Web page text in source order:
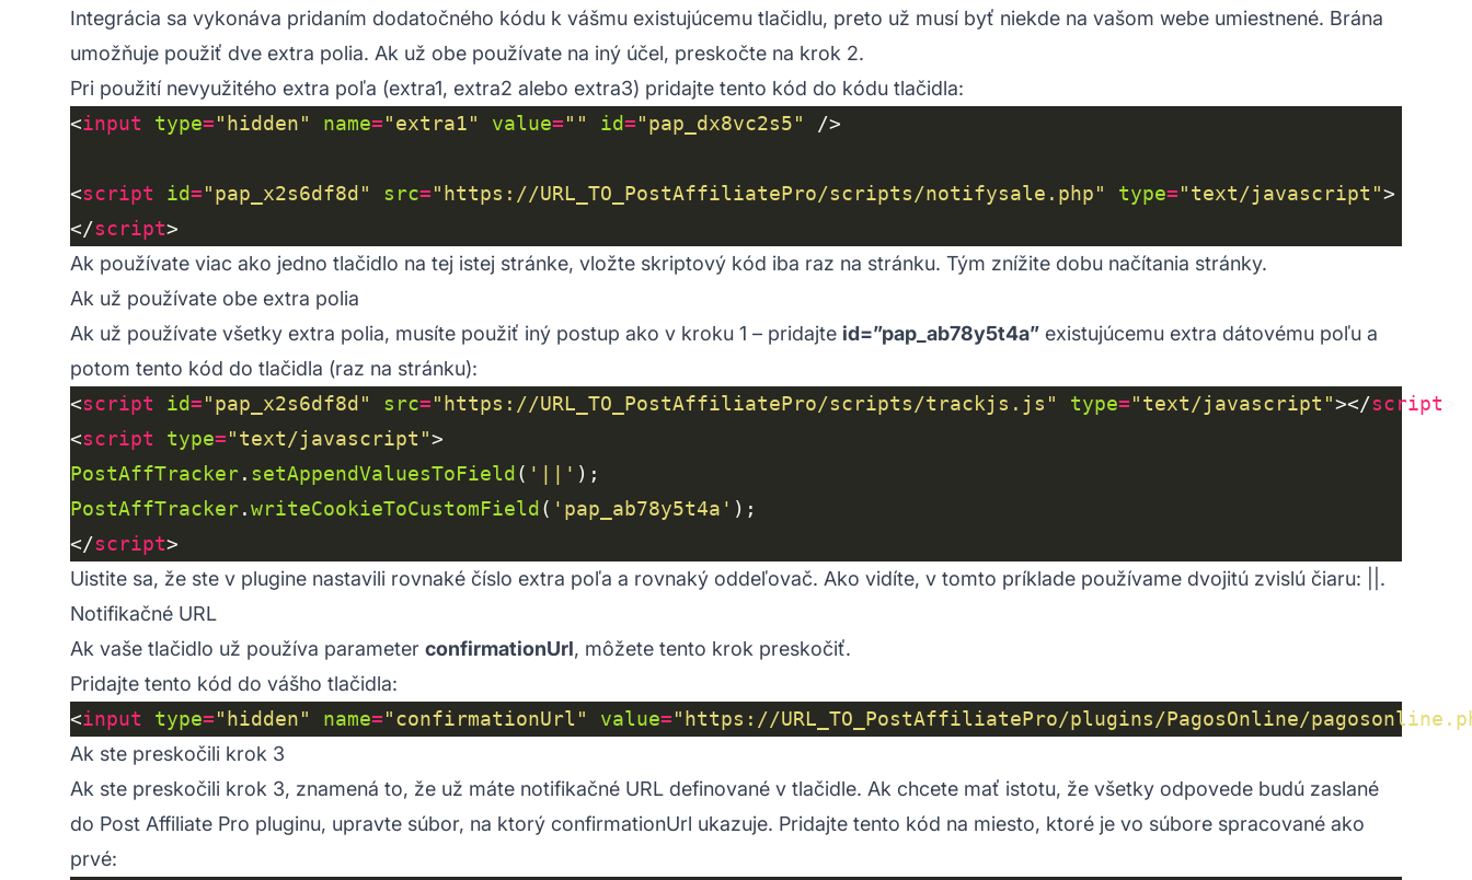
Integrácia sa vykonáva pridaním dodatočného kódu k vášmu existujúcemu tlačidlu, preto už musí byť niekde na vašom webe umiestnené. Brána
umožňuje použiť dve extra polia. Ak už obe používate na iný účel, preskočte na krok 2.
Pri použití nevyužitého extra poľa (extra1, extra2 alebo extra3) pridajte tento kód do kódu tlačidla:
<input type="hidden" name="extra1" value="" id="pap_dx8vc2s5"
<script id="pap_x2s6df8d" src="https://URL_TO_PostAffiliatePro/scripts/notifysale.php" type="text/javascript"
</script
Ak používate viac ako jedno tlačidlo na tej istej stránke, vložte skriptový kód iba raz na stránku. Tým znížite dobu načítania stránky.
Ak už používate obe extra polia
Ak už používate všetky extra polia, musíte použiť iný postup ako v kroku 1 – pridajte id=”pap_ab78y5t4a” existujúcemu extra dátovému poľu a
potom tento kód do tlačidla (raz na stránku):
<script id="pap_x2s6df8d" src="https://URL_TO_PostAffiliatePro/scripts/trackjs.js" type="text/javascript"></script
<script type="text/javascript"
PostAffTracker. setAppendValuesToField( '||'
PostAffTracker.writeCookieToCustomField( 'pap_ab78y5t4a'
</script
Uistite sa, že ste v plugine nastavili rovnaké číslo extra poľa a rovnaký oddeľovač. Ako vidíte, v tomto príklade používame dvojitú zvislú čiaru: ||.
Notifikačné URL
Ak vaše tlačidlo už používa parameter confirmationUrl, môžete tento krok preskočiť.
Pridajte tento kód do vášho tlačidla:
<input type="hidden" name="confirmationUrl" value="https://URL_TO_PostAffiliatePro/plugins/PagosOnline/
Ak ste preskočili krok 3
Ak ste preskočili krok 3, znamená to, že už máte notifikačné URL definované v tlačidle. Ak chcete mať istotu, že všetky odpovede budú zaslané
do Post Affiliate Pro pluginu, upravte súbor, na ktorý confirmationUrl ukazuje. Pridajte tento kód na miesto, ktoré je vo súbore spracované ako
prvé: